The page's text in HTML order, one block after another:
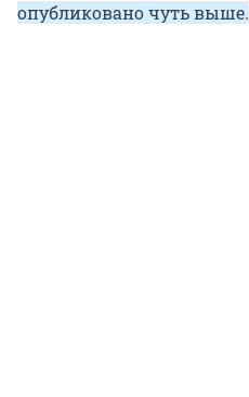
опубликовано чуть выше.